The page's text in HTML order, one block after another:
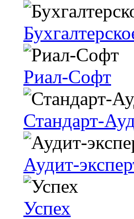
Риал-Софт
Стандарт-
Аудит-
Успех